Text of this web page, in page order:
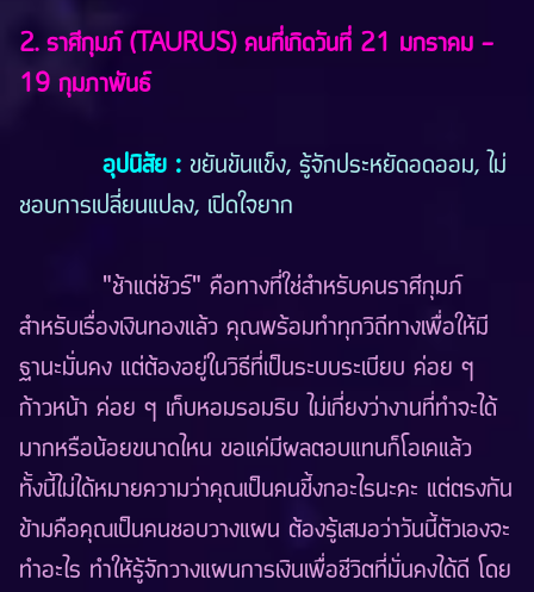
2. ราศีกุมภ์ (TAURUS) คนที่เกิดวันที่ 21 มกราคม -
19 กุมภาพันธ์
อุปนิสัย : ขยันขันแข็ง, รู้จักประหยัดอดออม, ไม่
ชอบการเปลี่ยนแปลง, เปิดใจยาก
"ช้าแต่ชัวร์" คือทางที่ใช่สำหรับคนราศีกุมภ์
สำหรับเรื่องเงินทองแล้ว คุณพร้อมทำทุกวิถีทางเพื่อให้มี
ฐานะมั่นคง แต่ต้องอยู่ในวิธีที่เป็นระบบระเบียบ ค่อย ๆ
ก้าวหน้า ค่อย ๆ เก็บหอมรอมริบ ไม่เกี่ยงว่างานที่ทำจะได้
มากหรือน้อยขนาดไหน ขอแค่มีผลตอบแทนก็โอเคแล้ว
ทั้งนี้ไม่ได้หมายความว่าคุณเป็นคนขี้งกอะไรนะคะ แต่ตรงกัน
ข้ามคือคุณเป็นคนชอบวางแผน ต้องรู้เสมอว่าวันนี้ตัวเองจะ
ทำอะไร ทำให้รู้จักวางแผนการเงินเพื่อชีวิตที่มั่นคงได้ดี โดย